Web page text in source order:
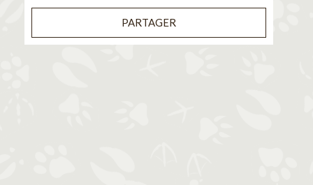
PARTAGER